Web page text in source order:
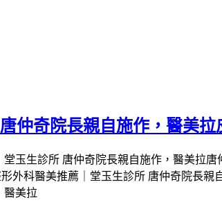
仲奇院長親自施作，醫美
唐